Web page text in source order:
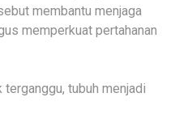
membantu menjaga
memperkuat pertahanan
tubuh menjadi